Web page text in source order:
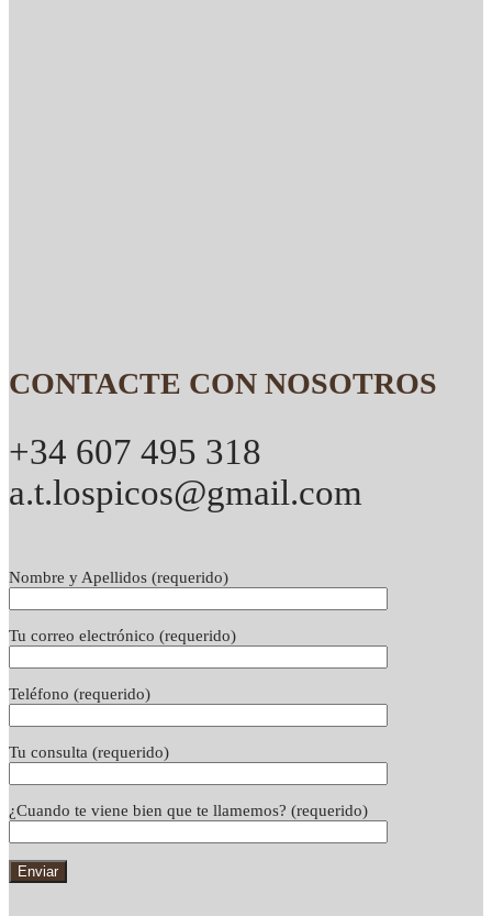
CONTACTE CON NOSOTROS
+34 607 495 318
a.t.lospicos@gmail.com
Nombre y Apellidos (requerido)
Tu correo electrónico (requerido)
Teléfono (requerido)
Tu consulta (requerido)
¿Cuando te viene bien que te llamemos? (requerido)